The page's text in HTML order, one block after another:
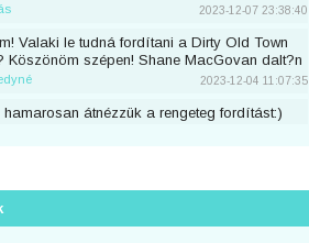
2023-12-07 23:38:40
Valaki le tudná fordítani a Dirty Old Town
Köszönöm szépen! Shane MacGovan dalt?n
2023-12-04 11:07:35
átnézzük a rengeteg fordítást:)
még írni a nevemre? Köszi <3